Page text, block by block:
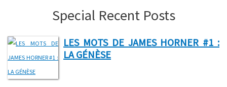
Special Recent Posts
LES MOTS DE JAMES HORNER #1 :
LA GÉNÈSE